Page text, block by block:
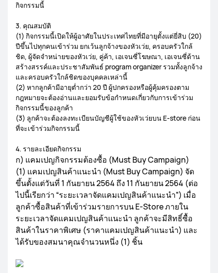
กิจกรรมนี้
3. คุณสมบัติ
(1) กิจกรรมนี้เปิดให้ผู้อาศัยในประเทศไทยที่มีอายุตั้งแต่ยี่สิบ (20)
ปีขึ้นไปทุกคนเข้าร่วม ยกเว้นลูกจ้างของหัวเว่ย, ครอบครัวใกล้
ชิด, ผู้จัดจำหน่ายของหัวเว่ย, คู่ค้า, เอเจนซี่โฆษณา, เอเจนซี่ด้าน
สร้างสรรค์และประชาสัมพันธ์ program organizer รวมทั้งลูกจ้าง
และครอบครัวใกล้ชิดของบุคคลเหล่านี้
(2) หากลูกค้ามีอายุต่ำกว่า 20 ปี ผู้ปกครองหรือผู้คุ้มครองตาม
กฎหมายจะต้องอ่านและยอมรับข้อกำหนดเกี่ยวกับการเข้าร่วม
กิจกรรมนี้ของลูกค้า
(3) ลูกค้าจะต้องลงทะเบียนบัญชีผู้ใช้ของหัวเว่ยบน E-store ก่อน
ที่จะเข้าร่วมกิจกรรมนี้
4. รายละเอียดกิจกรรม
ก) แคมเปญกิจกรรมต้องซื้อ (Must Buy Campaign)
(1) แคมเปญสินค้าแนะนำ (Must Buy Campaign) จัด
ขึ้นตั้งแต่วันที่ 1 กันยายน 2564 ถึง 11 กันยายน 2564 (ต่อ
ไปนี้เรียกว่า “ระยะเวลาจัดแคมเปญสินค้าแนะนำ”) เมื่อ
ลูกค้าซื้อสินค้าที่เข้าร่วมรายการบน E-Store ภายใน
ระยะเวลาจัดแคมเปญสินค้าแนะนำ ลูกค้าจะมีสิทธิ์ซื้อ
สินค้าในราคาพิเศษ (ราคาแคมเปญสินค้าแนะนำ) และ
ได้รับของสมนาคุณจำนวนหนึ่ง (1) ชิ้น